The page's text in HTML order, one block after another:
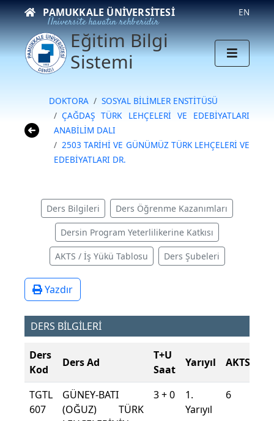
PAMUKKALE ÜNIVERSITESI
Üniversite hayatın rehberidir
EN
Eğitim Bilgi
Sistemi
DOKTORA
SOSYAL BİLİMLER ENSTİTÜSÜ
ÇAĞDAŞ TÜRK LEHÇELERİ VE EDEBİYATLARI
ANABİLİM DALI
2503 TARİHİ VE GÜNÜMÜZ TÜRK LEHÇELERİ VE
EDEBİYATLARI DR.
Ders Bilgileri Ders Öğrenme Kazanımları
Dersin Program Yeterlilikerine Katkısı
AKTS / İş Yükü Tablosu Ders Şubeleri
Yazdır
DERS BİLGİLERİ
Ders
Kod
Ders Ad
T+U
Saat
Yarıyıl AKTS
TGTL
607
GÜNEY-BATI
(OĞUZ) TÜRK
3 + 0
1.
Yarıyıl
6